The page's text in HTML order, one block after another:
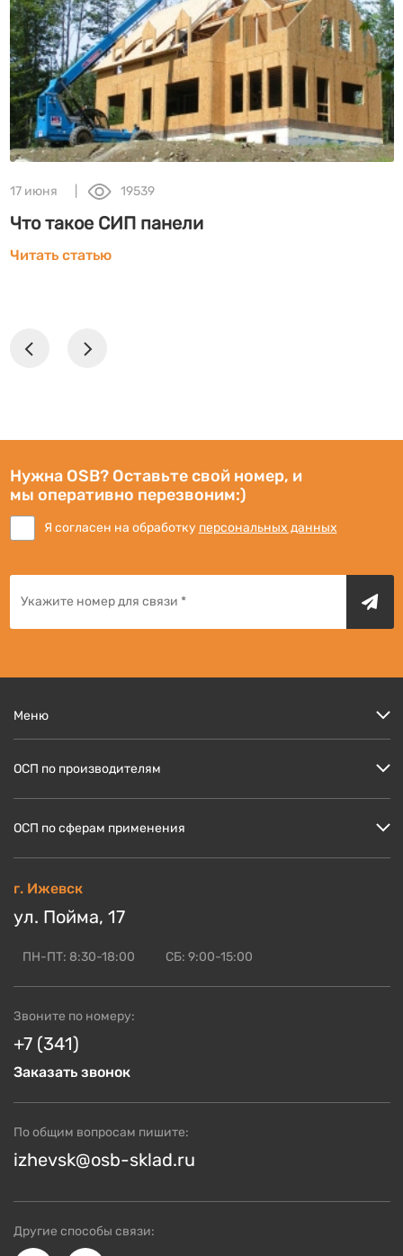
17 июня 19539
Что такое СИП панели
Читать статью
Нужна OSB? Оставьте свой номер, и
мы оперативно перезвоним:)
Я согласен на обработку персональных данных
Звоните по номеру:
+7 (341)
Заказать звонок
По общим вопросам пишите:
izhevsk@osb-sklad.ru
Другие способы связи:
г. Ижевск
ул. Пойма, 17
ПН-ПТ: 8:30-18:00 СБ: 9:00-15:00
Меню
Доставка и оплата
ОСБ оптом
Контакты
ОСП по производителям
ОСП Ультралам
ОСП Калевала
Смотреть ещё
ОСП по сферам применения
ОСП для стен
ОСП для кровли
ОСП для СИП панелей
Смотреть ещё